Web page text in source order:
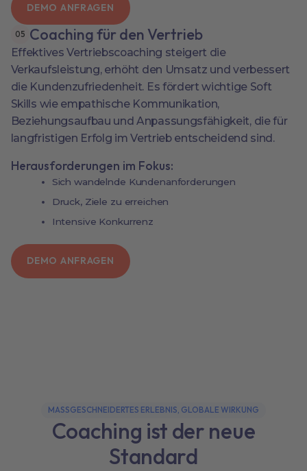
DEMO ANFRAGEN
05 Coaching für den Vertrieb
Effektives Vertriebscoaching steigert die
Verkaufsleistung, erhöht den Umsatz und verbessert
die Kundenzufriedenheit. Es fördert wichtige Soft
Skills wie empathische Kommunikation,
Beziehungsaufbau und Anpassungsfähigkeit, die für
langfristigen Erfolg im Vertrieb entscheidend sind.
Herausforderungen im Fokus:
Sich wandelnde Kundenanforderungen
Druck, Ziele zu erreichen
Intensive Konkurrenz
DEMO ANFRAGEN
MASSGESCHNEIDERTES ERLEBNIS, GLOBALE WIRKUNG
Coaching ist der neue
Standard